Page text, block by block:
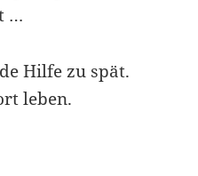
…
Hilfe zu spät.
leben.